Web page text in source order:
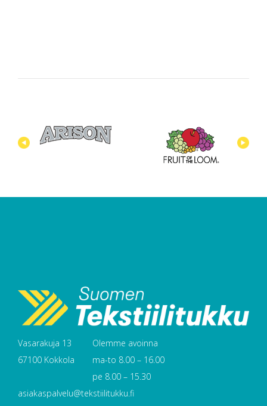
Vasarakuja 13
67100 Kokkola
Olemme avoinna
ma-to 8.00 – 16.00
pe 8.00 – 15.30
asiakaspalvelu@tekstiilitukku.fi